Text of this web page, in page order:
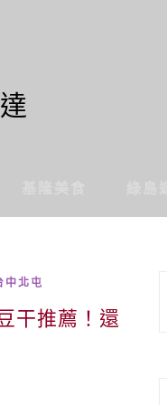
中北屯
干推薦！還